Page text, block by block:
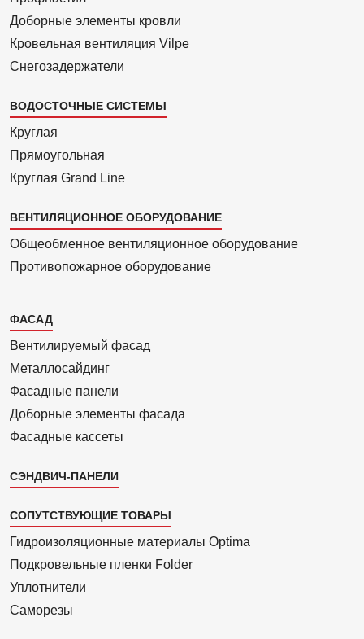
Доборные элементы кровли
Кровельная вентиляция Vilpe
Снегозадержатели
ВОДОСТОЧНЫЕ СИСТЕМЫ
Круглая
Прямоуголь­ная
Круглая Grand Line
ВЕНТИЛЯЦИОННОЕ ОБОРУДОВАНИЕ
Общеобменное вентиляционное оборудование
Противопожарное оборудование
Каталог
2
ФАСАД
Вентилиру­емый фасад
Металло­сайдинг
Фасадные панели
Доборные элементы фасада
Фасадные кассеты
СЭНДВИЧ-ПАНЕЛИ
СОПУТСТВУЮЩИЕ ТОВАРЫ
Гидроизоля­ционные материалы Optima
Подкровель­ные пленки Folder
Уплотнители
Саморезы